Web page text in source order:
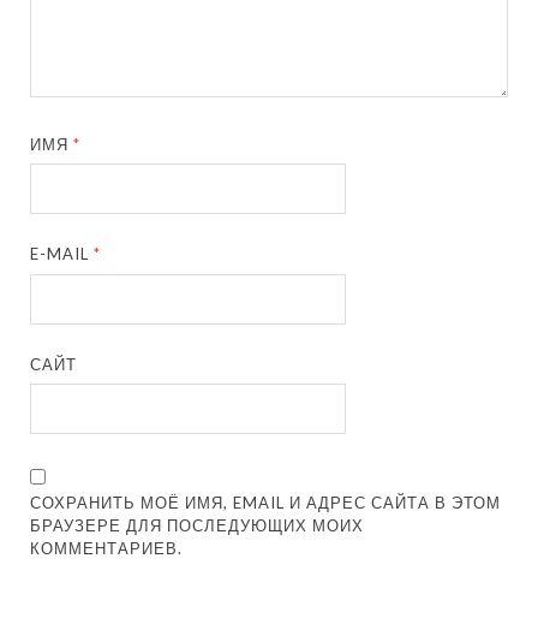
ИМЯ*
E-MAIL*
САЙТ
СОХРАНИТЬ МОЁ ИМЯ, EMAIL И АДРЕС САЙТА В ЭТОМ
БРАУЗЕРЕ ДЛЯ ПОСЛЕДУЮЩИХ МОИХ
КОММЕНТАРИЕВ.